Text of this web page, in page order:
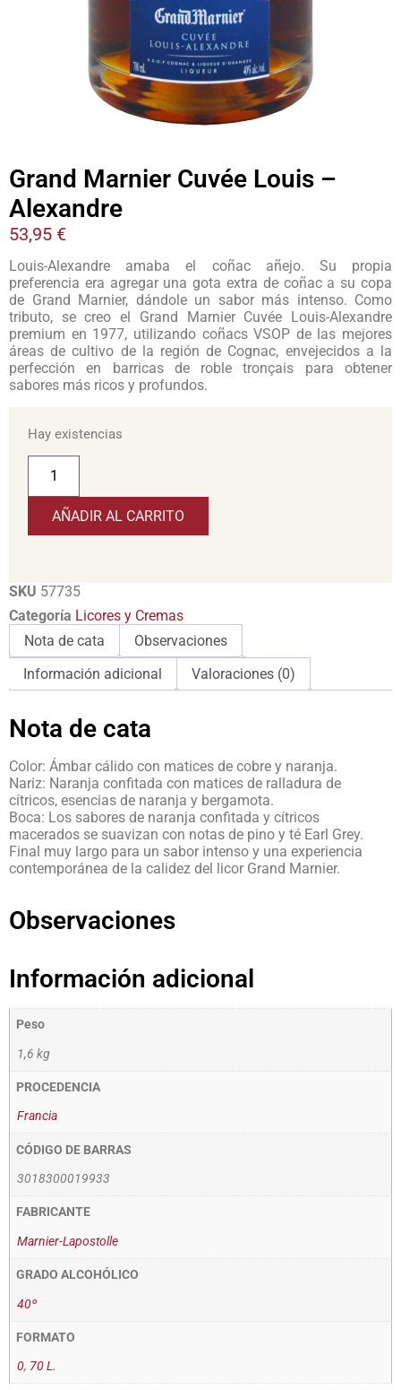
Grand Marnier Cuvée Louis –
Alexandre
53,95 €
Louis-Alexandre amaba el coñac añejo. Su propia
preferencia era agregar una gota extra de coñac a su copa
de Grand Marnier, dándole un sabor más intenso. Como
tributo, se creo el Grand Marnier Cuvée Louis-Alexandre
premium en 1977, utilizando coñacs VSOP de las mejores
áreas de cultivo de la región de Cognac, envejecidos a la
perfección en barricas de roble tronçais para obtener
sabores más ricos y profundos.
Hay existencias
AÑADIR AL CARRITO
SKU 57735
Categoría Licores y Cremas
Nota de cata
Observaciones
Información adicional
Valoraciones (0)
Nota de cata
Color: Ámbar cálido con matices de cobre y naranja.
Nariz: Naranja confitada con matices de ralladura de
cítricos, esencias de naranja y bergamota.
Boca: Los sabores de naranja confitada y cítricos
macerados se suavizan con notas de pino y té Earl Grey.
Final muy largo para un sabor intenso y una experiencia
contemporánea de la calidez del licor Grand Marnier.
Observaciones
Información adicional
Peso
1,6 kg
PROCEDENCIA
Francia
CÓDIGO DE BARRAS
3018300019933
FABRICANTE
Marnier-Lapostolle
GRADO ALCOHÓLICO
40º
FORMATO
0, 70 L.